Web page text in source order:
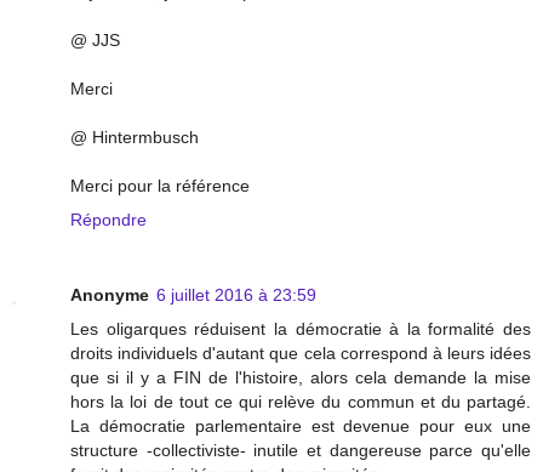
@ JJS
Merci
@ Hintermbusch
Merci pour la référence
Répondre
Anonyme 6 juillet 2016 à 23:59
Les oligarques réduisent la démocratie à la formalité des
droits individuels d'autant que cela correspond à leurs idées
que si il y a FIN de l'histoire, alors cela demande la mise
hors la loi de tout ce qui relève du commun et du partagé.
La démocratie parlementaire est devenue pour eux une
structure -collectiviste- inutile et dangereuse parce qu'elle